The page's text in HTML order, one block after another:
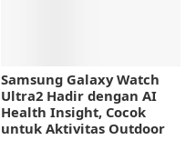
Samsung Galaxy Watch
Ultra2 Hadir dengan AI
Health Insight, Cocok
untuk Aktivitas Outdoor